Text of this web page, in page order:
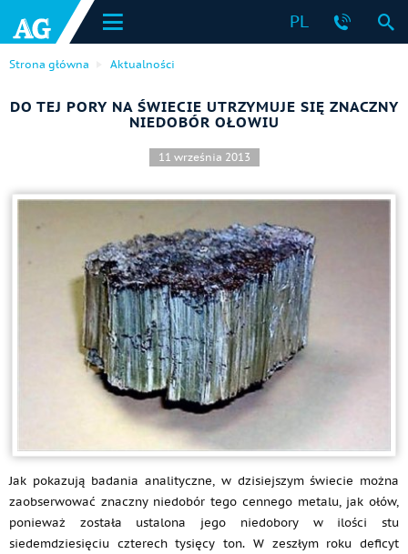
PL
Strona główna Aktualności
DO TEJ PORY NA ŚWIECIE UTRZYMUJE SIĘ ZNACZNY
NIEDOBÓR OŁOWIU
11 września 2013
Jak pokazują badania analityczne, w dzisiejszym świecie można
zaobserwować znaczny niedobór tego cennego metalu, jak ołów,
ponieważ została ustalona jego niedobory w ilości stu
siedemdziesięciu czterech tysięcy ton. W zeszłym roku deficyt